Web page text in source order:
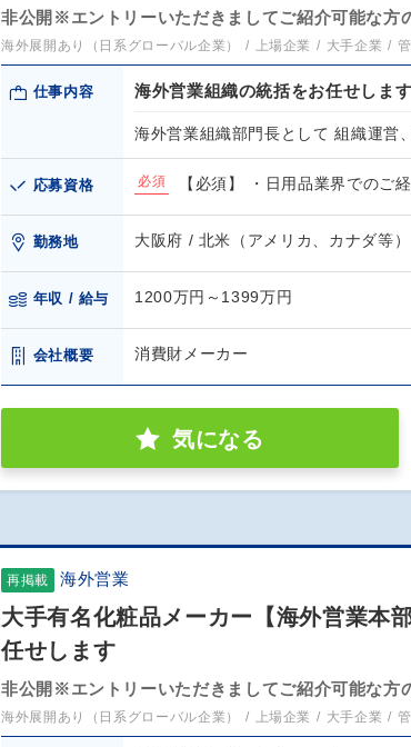
非公開※エントリーいただきましてご紹介可能な方
海外展開あり（日系グローバル企業） 上場企業 大手企業
仕事内容 海外営業組織の統括をお任せします
海外営業組織部門長として 組織運営
応募資格 必須 【必須】 ・日用品業界でのご
勤務地 大阪府 / 北米（アメリカ、カナダ等）
年収 / 給与 1200万円～1399万円
会社概要 消費財メーカー
気になる
再掲載 海外営業
大手有名化粧品メーカー【海外営業本
任せします
非公開※エントリーいただきましてご紹介可能な方
海外展開あり（日系グローバル企業） 上場企業 大手企業